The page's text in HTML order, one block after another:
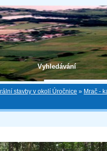
Vyhledávání
stavby v okolí Úročnice » Mrač -